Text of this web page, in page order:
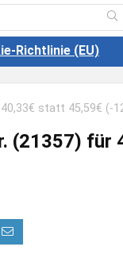
Richtlinie (EU)
statt 45,59€ (-
(21357)